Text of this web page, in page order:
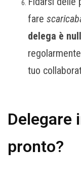
fare
delega è
tuo
Delegare
pronto?